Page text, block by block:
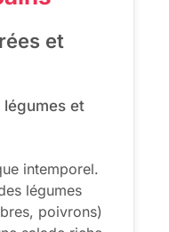
et
légumes et
intemporel.
légumes
poivrons)